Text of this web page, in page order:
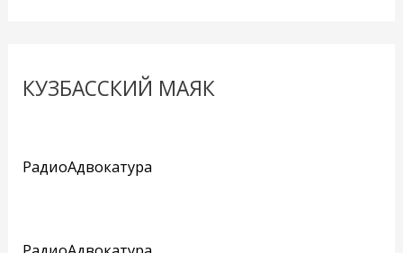
КУЗБАССКИЙ МАЯК
РадиоАдвокатура